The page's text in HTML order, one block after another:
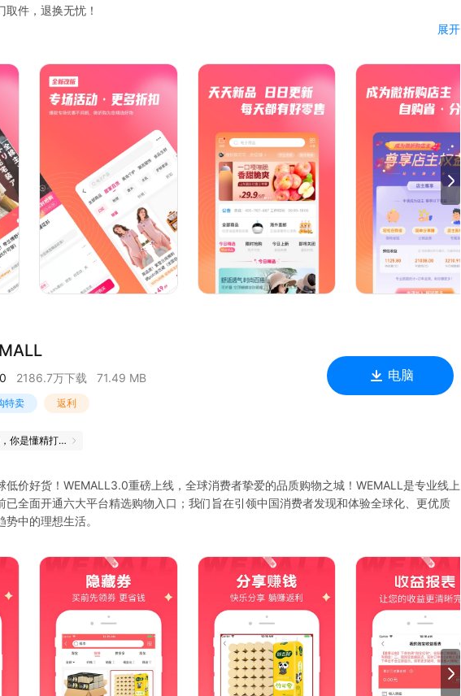
件，退换无忧！
心服务，免费退换！
客服为您解答问题！
问题。请联系我们，联系电话：
展开
2186.7万下载 71.49 MB
特卖 返利
电脑
哟，你是懂精打细算的
低价好货！WEMALL3.0重磅上线，全球消费者挚爱的品质购物之城！WEMALL是专业线上
已全面开通六大平台精选购物入口；我们旨在引领中国消费者发现和体验全球化、更优质
中的理想生活。